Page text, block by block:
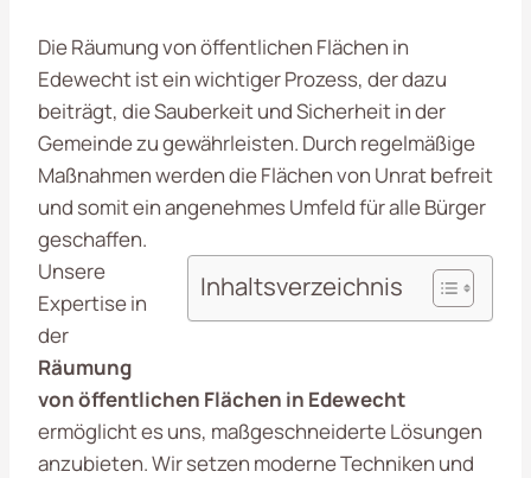
Die Räumung von öffentlichen Flächen in
Edewecht ist ein wichtiger Prozess, der dazu
beiträgt, die Sauberkeit und Sicherheit in der
Gemeinde zu gewährleisten. Durch regelmäßige
Maßnahmen werden die Flächen von Unrat befreit
und somit ein angenehmes Umfeld für alle Bürger
geschaffen.
Inhaltsverzeichnis
Unsere
Expertise in
der
Räumung
von öffentlichen Flächen in Edewecht
ermöglicht es uns, maßgeschneiderte Lösungen
anzubieten. Wir setzen moderne Techniken und